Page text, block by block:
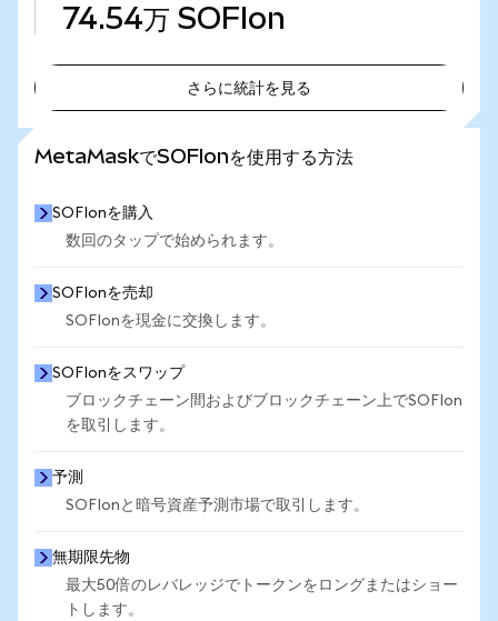
74.54万 SOFIon
さらに統計を見る
MetaMaskでSOFIonを使用する方法
SOFIonを購入
数回のタップで始められます。
SOFIonを売却
SOFIonを現金に交換します。
SOFIonをスワップ
ブロックチェーン間およびブロックチェーン上でSOFIon
を取引します。
予測
SOFIonと暗号資産予測市場で取引します。
無期限先物
最大50倍のレバレッジでトークンをロングまたはショー
トします。